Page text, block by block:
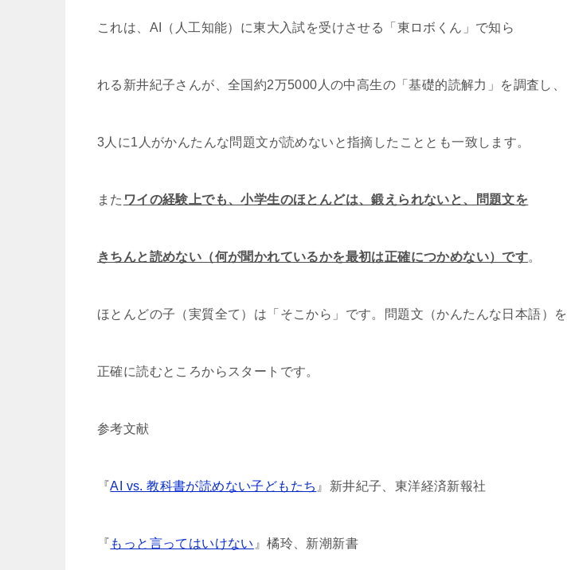
これは、AI（人工知能）に東大入試を受けさせる「東ロボくん」で知ら
れる新井紀子さんが、全国約2万5000人の中高生の「基礎的読解力」を調査し、
3人に1人がかんたんな問題文が読めないと指摘したこととも一致します。
また ワイの経験上でも、小学生のほとんどは、鍛えられないと、問題文を
きちんと読めない（何が聞かれているかを最初は正確につかめない）です。
ほとんどの子（実質全て）は「そこから」です。問題文（かんたんな日本語）を
正確に読むところからスタートです。
参考文献
『AI vs. 教科書が読めない子どもたち 』新井紀子、東洋経済新報社
『 もっと言ってはいけない 』橘玲、新潮新書